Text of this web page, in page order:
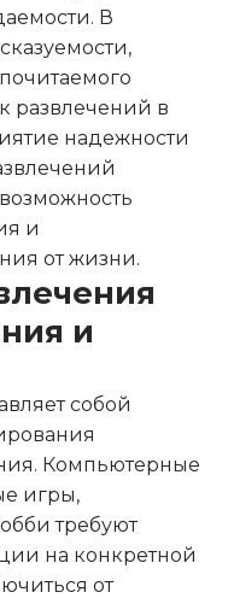
В
развлечений в
надежности
и
от жизни.
и
собой
Компьютерные
игры,
требуют
на конкретной
от